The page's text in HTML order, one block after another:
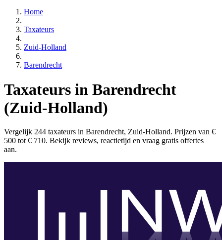
Home
Taxateurs
Zuid-Holland
Barendrecht
Taxateurs in Barendrecht
(Zuid-Holland)
Vergelijk 244 taxateurs in Barendrecht, Zuid-Holland. Prijzen van €
500 tot € 710. Bekijk reviews, reactietijd en vraag gratis offertes
aan.